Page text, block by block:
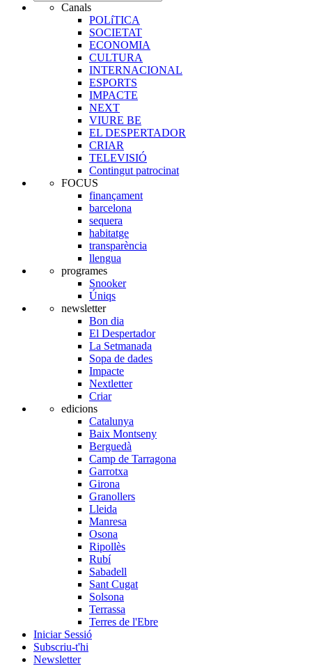
Canals
POLíTICA
SOCIETAT
ECONOMIA
CULTURA
INTERNACIONAL
ESPORTS
IMPACTE
NEXT
VIURE BE
EL DESPERTADOR
CRIAR
TELEVISIÓ
Contingut patrocinat
FOCUS
finançament
barcelona
sequera
habitatge
transparència
llengua
programes
Snooker
Úniqs
newsletter
Bon dia
El Despertador
La Setmanada
Sopa de dades
Impacte
Nextletter
Criar
edicions
Catalunya
Baix Montseny
Berguedà
Camp de Tarragona
Garrotxa
Girona
Granollers
Lleida
Manresa
Osona
Ripollès
Rubí
Sabadell
Sant Cugat
Solsona
Terrassa
Terres de l'Ebre
Iniciar Sessió
Subscriu-t'hi
Newsletter